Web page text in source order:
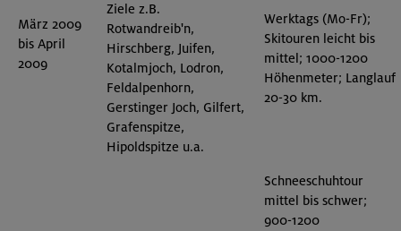
März 2009
bis April
2009
Ziele z.B.
Rotwandreib'n,
Hirschberg, Juifen,
Kotalmjoch, Lodron,
Feldalpenhorn,
Gerstinger Joch, Gilfert,
Grafenspitze,
Hipoldspitze u.a.
Werktags (Mo-Fr);
Skitouren leicht bis
mittel; 1000-1200
Höhenmeter; Langlauf
20-30 km.
Schneeschuhtour
mittel bis schwer;
900-1200